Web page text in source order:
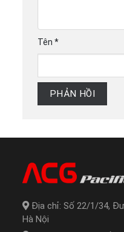
Tên *
PHẢN HỒI
Địa chỉ: Số 22/1/34,
Hà Nội